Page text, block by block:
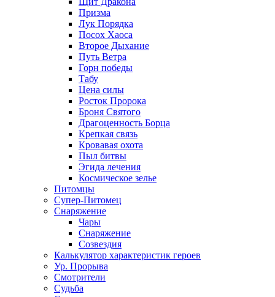
Призма
Лук Порядка
Посох Хаоса
Второе Дыхание
Путь Ветра
Горн победы
Табу
Цена силы
Росток Пророка
Броня Святого
Драгоценность Борца
Крепкая связь
Кровавая охота
Пыл битвы
Эгида лечения
Космическое зелье
Питомцы
Супер-Питомец
Снаряжение
Чары
Снаряжение
Созвездия
Калькулятор характеристик героев
Ур. Прорыва
Смотрители
Судьба